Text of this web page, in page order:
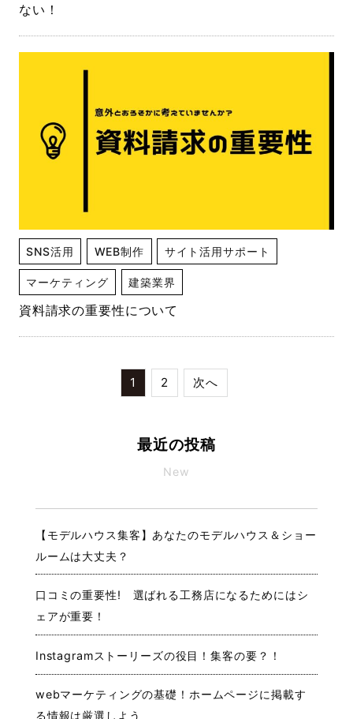
ない！
SNS活用 WEB制作 サイト活用サポート
マーケティング 建築業界
資料請求の重要性について
1 2 次へ
最近の投稿
New
【モデルハウス集客】あなたのモデルハウス＆ショー
ルームは大丈夫？
口コミの重要性! 選ばれる工務店になるためにはシ
ェアが重要！
Instagramストーリーズの役目！集客の要？！
webマーケティングの基礎！ホームページに掲載す
る情報は厳選しよう